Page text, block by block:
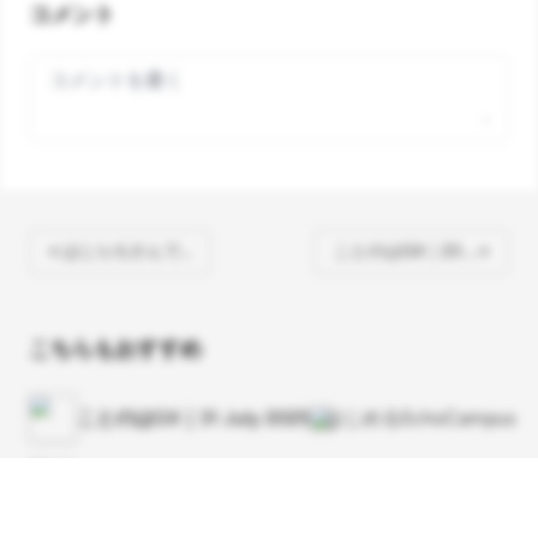
コメント
Your comment
こちらもおすすめ
ことのはGX｜31 July 2025 はじめるEchoCampus